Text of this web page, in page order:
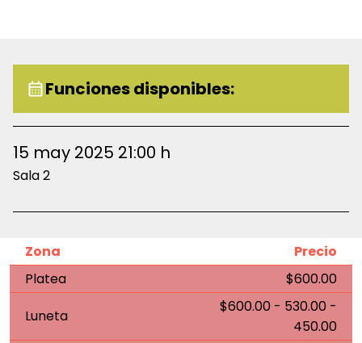
el Premio Pulitzer en 1997, convirtiéndose en la
primera composición de jazz en recibir esta
compositores clásicos.
20% de descuento en todas las localidades para
estudiantes y maestros de cualquier institución.
INAPAM. Máximo 2 boletos por persona, válido
únicamente en taquillas del Conjunto Santander.
Funciones disponibles:
15 may 2025 21:00 h
Sala 2
Zona
Precio
Platea
$600.00
Luneta
$600.00 - 530.00 -
450.00